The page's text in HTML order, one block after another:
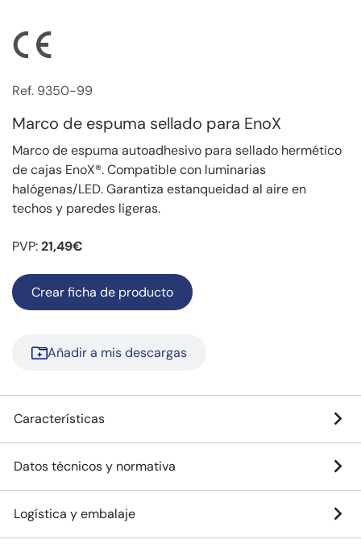
Ref. 9350-99
Marco de espuma sellado para EnoX
Marco de espuma autoadhesivo para sellado hermético
de cajas EnoX®. Compatible con luminarias
halógenas/LED. Garantiza estanqueidad al aire en
techos y paredes ligeras.
PVP:21,49€
Crear ficha de producto
Añadir a mis descargas
Características
Datos técnicos y normativa
Logística y embalaje